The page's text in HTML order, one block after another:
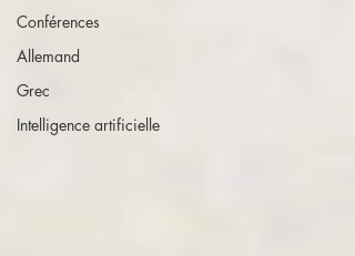
Conférences
Allemand
Grec
Intelligence artificielle